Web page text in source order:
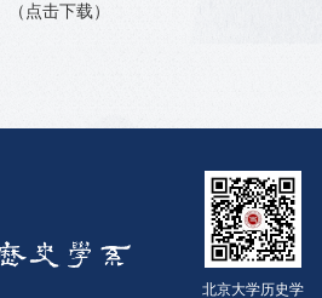
（点击下载）
北京大学历史学